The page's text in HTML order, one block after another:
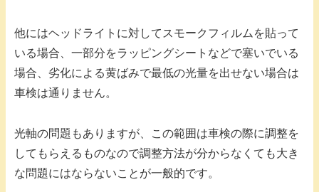
他にはヘッドライトに対してスモークフィルムを貼って
いる場合、一部分をラッピングシートなどで塞いでいる
場合、劣化による黄ばみで最低の光量を出せない場合は
車検は通りません。
光軸の問題もありますが、この範囲は車検の際に調整を
してもらえるものなので調整方法が分からなくても大き
な問題にはならないことが一般的です。